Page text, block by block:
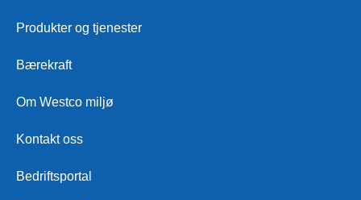
Produkter og tjenester
Bærekraft
Om Westco miljø
Kontakt oss
Bedriftsportal